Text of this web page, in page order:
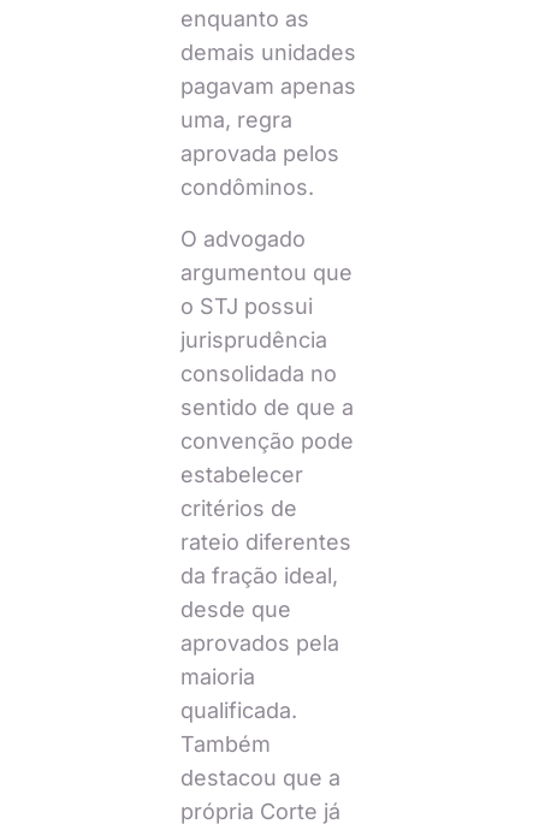
enquanto as
demais unidades
pagavam apenas
uma, regra
aprovada pelos
condôminos.
O advogado
argumentou que
o STJ possui
jurisprudência
consolidada no
sentido de que a
convenção pode
estabelecer
critérios de
rateio diferentes
da fração ideal,
desde que
aprovados pela
maioria
qualificada.
Também
destacou que a
própria Corte já